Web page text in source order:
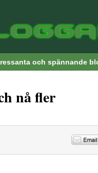
och spännande
nå fler